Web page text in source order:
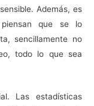
Además, es
que se lo
sencillamente no
todo lo que sea
Las estadísticas